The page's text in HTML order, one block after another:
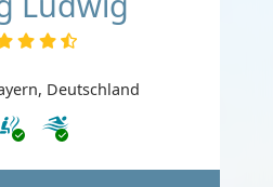
Deutschland